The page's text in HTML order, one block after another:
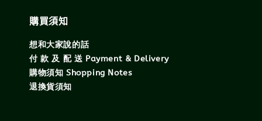
購買須知
想和大家說的話
付 款 及 配 送 Payment & Delivery
購物須知 Shopping Notes
退換貨須知